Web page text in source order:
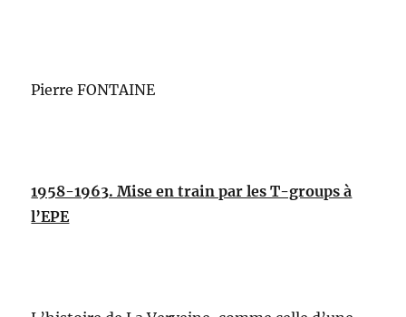
Pierre FONTAINE
1958-1963. Mise en train par les T-groups à
l’EPE